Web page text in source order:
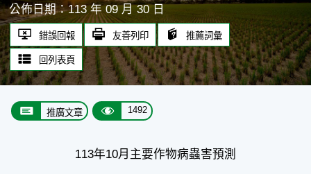
公佈日期：113 年 09 月 30 日
錯誤回報 友善列印 推薦詞彙
回列表頁
推廣文章 1492
113年10月主要作物病蟲害預測